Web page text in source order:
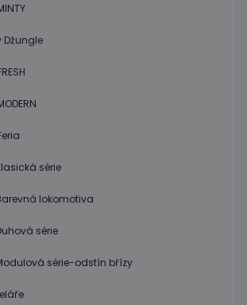
Džungle
série
lokomotiva
série
série-odstín břízy